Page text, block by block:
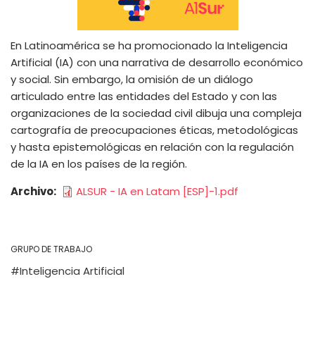
En Latinoamérica se ha promocionado la Inteligencia
Artificial (IA) con una narrativa de desarrollo económico
y social. Sin embargo, la omisión de un diálogo
articulado entre las entidades del Estado y con las
organizaciones de la sociedad civil dibuja una compleja
cartografía de preocupaciones éticas, metodológicas
y hasta epistemológicas en relación con la regulación
de la IA en los países de la región.
Archivo
ALSUR - IA en Latam [ESP]-1.pdf
GRUPO DE TRABAJO
Inteligencia Artificial